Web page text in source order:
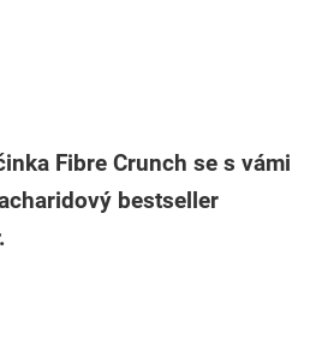
Fibre Crunch se s vámi
bestseller
.